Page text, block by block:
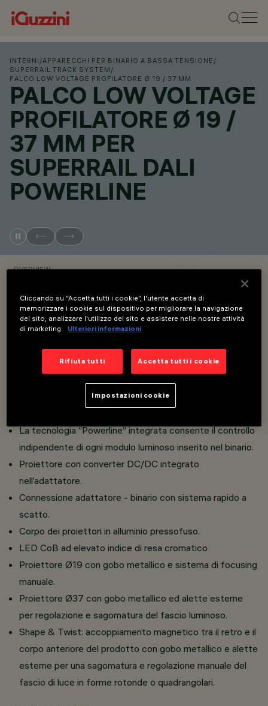
INTERNI /APPARECCHI PER BINARIO A BASSA TENSIONE /
SUPERRAIL TRACK SYSTEM /
PALCO LOW VOLTAGE PROFILATORE Ø 19 / 37 MM
PALCO LOW VOLTAGE
PROFILATORE Ø 19 /
37 MM PER
SUPERRAIL DALI
POWERLINE
OVERVIEW
VISUALIZZA I CODICI PRODOTTO
L'adattatore termoplastico include il circuito driver
La tecnologia “Powerline” integrata consente il controllo
indipendente di ogni modulo luminoso inserito nel binario.
Proiettore con converter DC/DC integrato
nell’adattatore.
Connessione adattatore - binario con sistema rapido a
scatto.
Corpo dei proiettori in alluminio pressofuso.
LED CoB ad elevato indice di resa cromatico
Proiettore Ø19 con gobo metallico e sistema di focusing
manuale.
Proiettore Ø37 con gobo metallico ed alette esterne
per regolazione e sagomatura del fascio luminoso.
Shape & Twist: accoppiamento magnetico tra il retro e il
corpo anteriore del prodotto con gobo metallico e alette
esterne per una sagomatura e regolazione manuale del
fascio di luce in forme rotonde o quadrangolari.
Cliccando su “Accetta tutti i cookie”, l'utente accetta di
memorizzare i cookie sul dispositivo per migliorare la navigazione
del sito, analizzare l'utilizzo del sito e assistere nelle nostre attività
di marketing.
Ulteriori informazioni
Rifiuta tutti Accetta tutti i cookie
Impostazioni cookie